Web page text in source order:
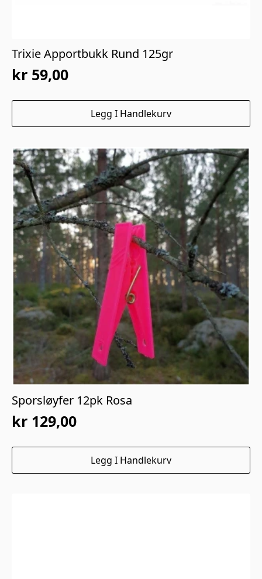
Trixie Apportbukk Rund 125gr
kr 59,00
Legg I Handlekurv
Sporsløyfer 12pk Rosa
kr 129,00
Legg I Handlekurv